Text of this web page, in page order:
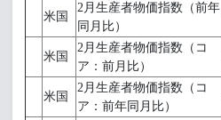
米国
2月生産者物価指数（前年
同月比）
米国
2月生産者物価指数（コ
ア：前月比）
米国
2月生産者物価指数（コ
ア：前年同月比）